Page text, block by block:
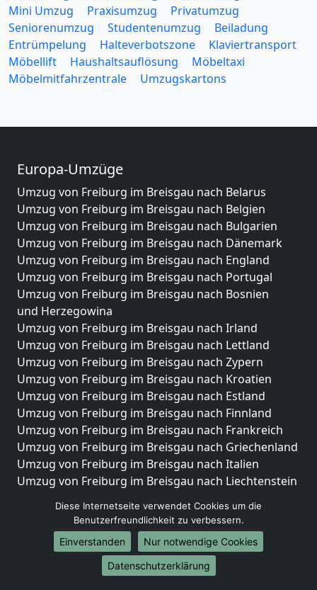
Mini Umzug
Praxisumzug
Privatumzug
Seniorenumzug
Studentenumzug
Beiladung
Entrümpelung
Halteverbotszone
Klaviertransport
Möbellift
Haushaltsauflösung
Möbeltaxi
Möbelmitfahrzentrale
Umzugskartons
Europa-Umzüge
Umzug von Freiburg im Breisgau nach Belarus
Umzug von Freiburg im Breisgau nach Belgien
Umzug von Freiburg im Breisgau nach Bulgarien
Umzug von Freiburg im Breisgau nach Dänemark
Umzug von Freiburg im Breisgau nach England
Umzug von Freiburg im Breisgau nach Portugal
Umzug von Freiburg im Breisgau nach Bosnien
und Herzegowina
Umzug von Freiburg im Breisgau nach Irland
Umzug von Freiburg im Breisgau nach Lettland
Umzug von Freiburg im Breisgau nach Zypern
Umzug von Freiburg im Breisgau nach Kroatien
Umzug von Freiburg im Breisgau nach Estland
Umzug von Freiburg im Breisgau nach Finnland
Umzug von Freiburg im Breisgau nach Frankreich
Umzug von Freiburg im Breisgau nach Griechenland
Umzug von Freiburg im Breisgau nach Italien
Umzug von Freiburg im Breisgau nach Liechtenstein
Umzug von Freiburg im Breisgau nach Niederlande
Umzug von Freiburg im Breisgau nach Norwegen
Umzüge-Deutschlandweit
Diese Internetseite verwendet Cookies um die
Benutzerfreundlichkeit zu verbessern.
Einverstanden
Nur notwendige Cookies
Datenschutzerklärung